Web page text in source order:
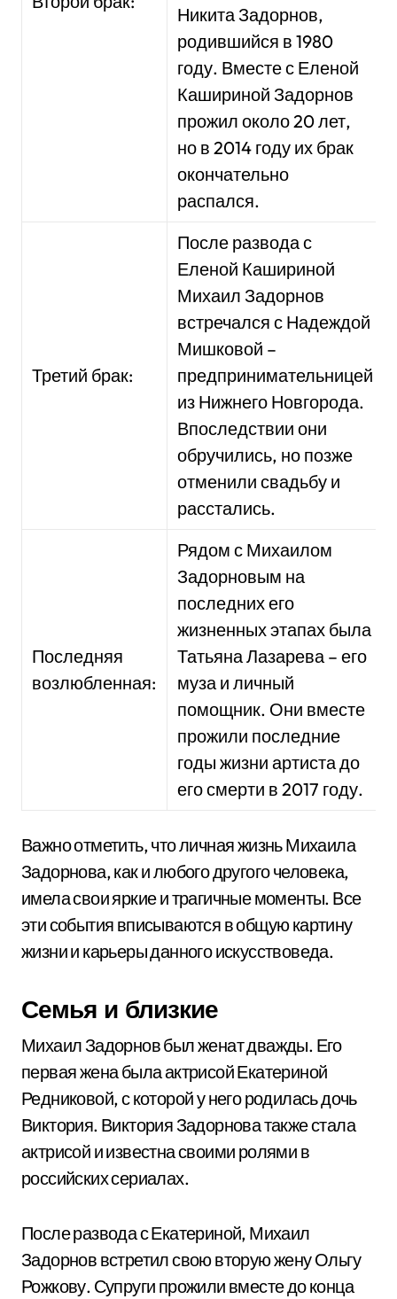
Никита Задорнов,
родившийся в 1980
году. Вместе с Еленой
Кашириной Задорнов
прожил около 20 лет,
но в 2014 году их брак
окончательно
распался.
Третий брак:
После развода с
Еленой Кашириной
Михаил Задорнов
встречался с Надеждой
Мишковой –
предпринимательницей
из Нижнего Новгорода.
Впоследствии они
обручились, но позже
отменили свадьбу и
расстались.
Последняя
возлюбленная:
Рядом с Михаилом
Задорновым на
последних его
жизненных этапах была
Татьяна Лазарева – его
муза и личный
помощник. Они вместе
прожили последние
годы жизни артиста до
его смерти в 2017 году.
Важно отметить, что личная жизнь Михаила
Задорнова, как и любого другого человека,
имела свои яркие и трагичные моменты. Все
эти события вписываются в общую картину
жизни и карьеры данного искусствоведа.
Семья и близкие
Михаил Задорнов был женат дважды. Его
первая жена была актрисой Екатериной
Редниковой, с которой у него родилась дочь
Виктория. Виктория Задорнова также стала
актрисой и известна своими ролями в
российских сериалах.
После развода с Екатериной, Михаил
Задорнов встретил свою вторую жену Ольгу
Рожкову. Супруги прожили вместе до конца